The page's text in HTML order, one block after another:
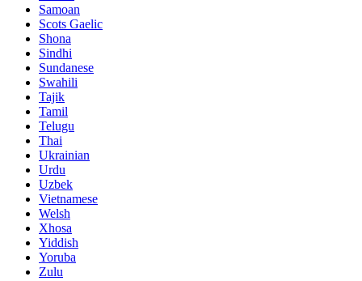
Samoan
Scots Gaelic
Shona
Sindhi
Sundanese
Swahili
Tajik
Tamil
Telugu
Thai
Ukrainian
Urdu
Uzbek
Vietnamese
Welsh
Xhosa
Yiddish
Yoruba
Zulu